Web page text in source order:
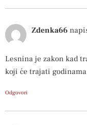
Zdenka66
Lesnina je zakon kad
koji će trajati
Odgovori